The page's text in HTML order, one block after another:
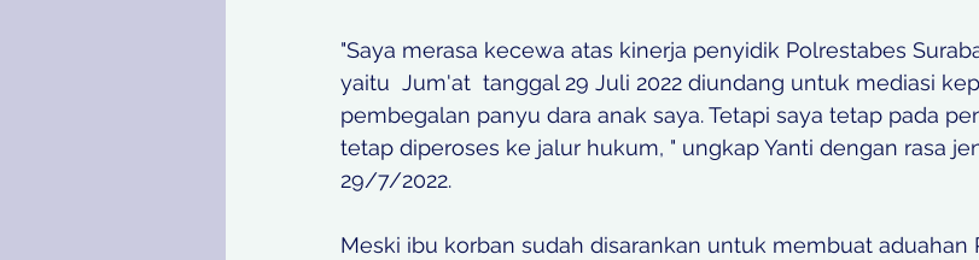
"Saya merasa kecewa atas kinerja penyidik Polrestabes
yaitu  Jum'at  tanggal 29 Juli 2022 diundang untuk mediasi
pembegalan panyu dara anak saya. Tetapi saya tetap pada
tetap diperoses ke jalur hukum, " ungkap Yanti dengan rasa
29/7/2022.
Meski ibu korban sudah disarankan untuk membuat aduahan